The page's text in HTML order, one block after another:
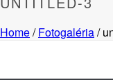
Home/Fotogaléria/